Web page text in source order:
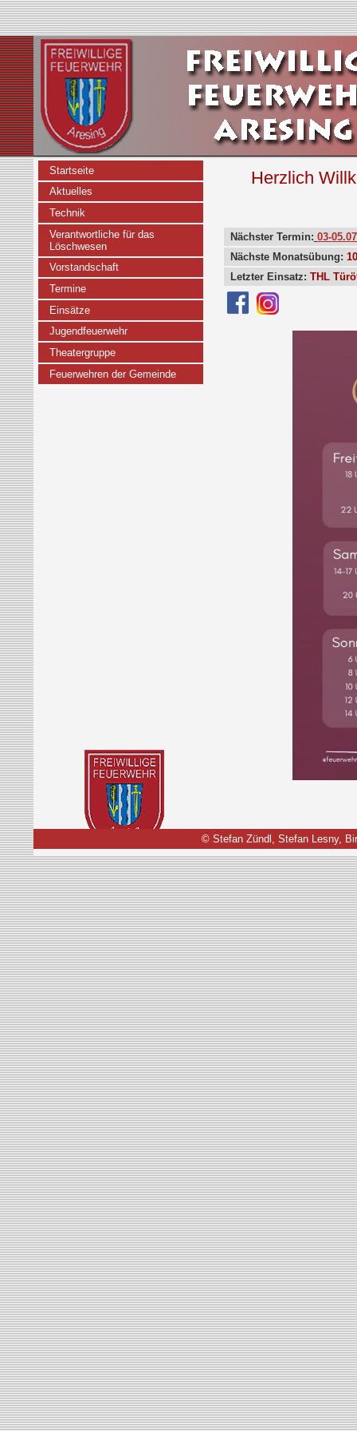
Startseite
Aktuelles
Technik
Verantwortliche für das
Löschwesen
Vorstandschaft
Termine
Einsätze
Jugendfeuerwehr
Theatergruppe
Feuerwehren der Gemeinde
Herzlich
Nächster Termin: 03-
Nächste Monatsübung:
Letzter Einsatz: THL
© Stefan Zündl, Stefan Lesny,